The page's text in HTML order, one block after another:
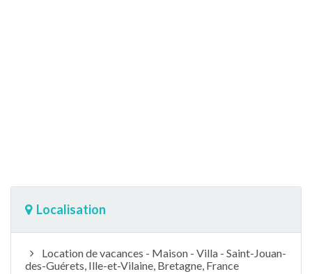
Localisation
Location de vacances - Maison - Villa - Saint-Jouan-
des-Guérets, Ille-et-Vilaine, Bretagne, France